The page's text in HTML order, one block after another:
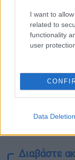
I want to
related to
functionality
user
Data Deletion
Διαβάστε